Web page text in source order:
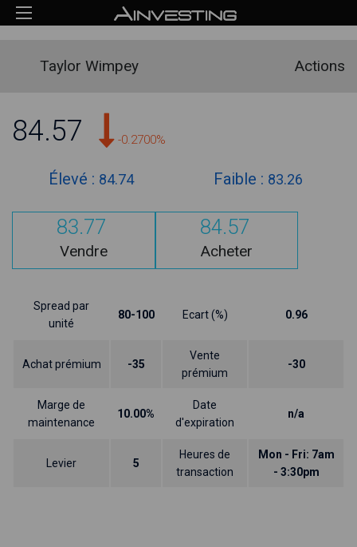
Taylor Wimpey Actions
84.57 -0.2700%
Élevé : 84.74 Faible : 83.26
83.77
Vendre
84.57
Acheter
Spread par
unité
80-100 Ecart (%) 0.96
Achat prémium -35
Vente
prémium
-30
Marge de
maintenance
10.00%
Date
d'expiration
n/a
Levier 5
Heures de
transaction
Mon - Fri: 7am
- 3:30pm